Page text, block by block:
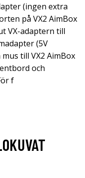
(ingen extra
på VX2 AimBox
VX-adaptern till
(5V
till VX2 AimBox
och
f